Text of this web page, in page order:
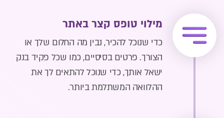
מילוי טופס קצר באתר
כדי שנוכל להכיר, נבין מה החלום שלך או
הצורך. פרטים בסיסיים, כמו שכל פקיד בנק
ישאל אותך, כדי שנוכל להתאים לך את
ההלוואה המשתלמת ביותר.